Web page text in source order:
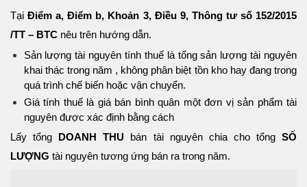
TạiĐiểm a, Điểm b, Khoản 3, Điều 9, Thông tư số 152/2015
/TT – BTC nêu trên hướng dẫn.
Sản lượng tài nguyên tính thuế là tổng sản lượng tài nguyên
khai thác trong năm , không phân biệt tồn kho hay đang trong
quá trình chế biến hoặc vận chuyển.
Giá tính thuế là giá bán bình quân một đơn vị sản phẩm tài
nguyên được xác định bằng cách
Lấy tổng DOANH THU bán tài nguyên chia cho tổngSỐ
LƯỢNG tài nguyên tương ứng bán ra trong năm.